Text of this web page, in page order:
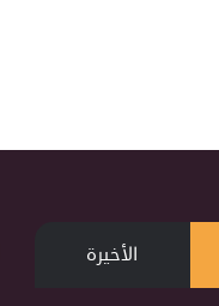
الأخيرة